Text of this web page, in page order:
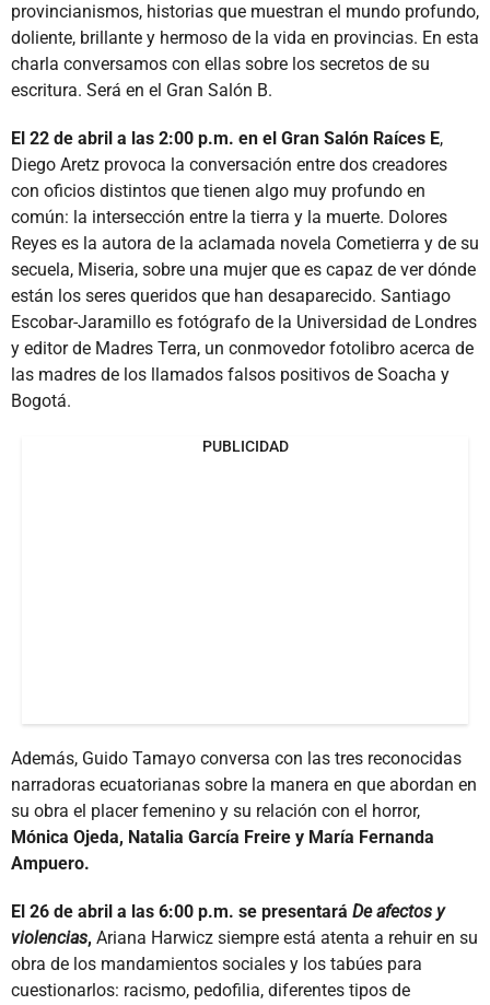
provincianismos, historias que muestran el mundo profundo,
doliente, brillante y hermoso de la vida en provincias. En esta
charla conversamos con ellas sobre los secretos de su
escritura. Será en el Gran Salón B.
El 22 de abril a las 2:00 p.m. en el Gran Salón Raíces E,
Diego Aretz provoca la conversación entre dos creadores
con oficios distintos que tienen algo muy profundo en
común: la intersección entre la tierra y la muerte. Dolores
Reyes es la autora de la aclamada novela Cometierra y de su
secuela, Miseria, sobre una mujer que es capaz de ver dónde
están los seres queridos que han desaparecido. Santiago
Escobar-Jaramillo es fotógrafo de la Universidad de Londres
y editor de Madres Terra, un conmovedor fotolibro acerca de
las madres de los llamados falsos positivos de Soacha y
Bogotá.
PUBLICIDAD
Además, Guido Tamayo conversa con las tres reconocidas
narradoras ecuatorianas sobre la manera en que abordan en
su obra el placer femenino y su relación con el horror,
Mónica Ojeda, Natalia García Freire y María Fernanda
Ampuero.
El 26 de abril a las 6:00 p.m. se presentará De afectos y
violencias, Ariana Harwicz siempre está atenta a rehuir en su
obra de los mandamientos sociales y los tabúes para
cuestionarlos: racismo, pedofilia, diferentes tipos de